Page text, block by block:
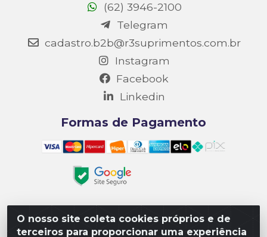
O nosso site coleta cookies próprios e de
terceiros para proporcionar uma experiência
(62) 3946-2100
Telegram
cadastro.b2b@r3suprimentos.com.br
Instagram
Facebook
Linkedin
Formas de Pagamento
Matriz R3 Suprimentos - Rua 14, Polo Empresarial Goiás